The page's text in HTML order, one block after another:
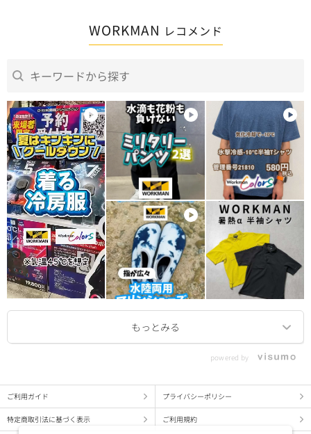
WORKMAN レコメンド
powered by
ご利用ガイド プライバシーポリシー
特定商取引法に基づく表示 ご利用規約